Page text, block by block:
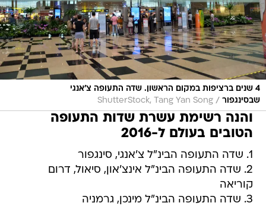
4 שנים ברציפות במקום הראשון. שדה התעופה צ'אנגי
שבסינגפור /
ShutterStock, Tang Yan Song
והנה רשימת עשרת שדות התעופה
הטובים בעולם ל-2016
1. שדה התעופה הבינ"ל צ'אנגי, סינגפור
2. שדה התעופה הבינ"ל אינצ'און, סיאול, דרום
קוריאה
3. שדה התעופה הבינ"ל מינכן, גרמניה